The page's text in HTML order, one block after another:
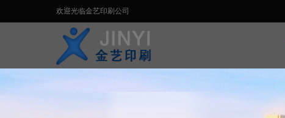
欢迎光临金艺印刷公司